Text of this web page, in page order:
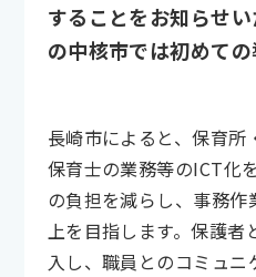
することをお知らせ
の中核市では初めての
長崎市によると、保育
保育士の業務等のICT化
の負担を減らし、事務
上を目指します。保護
入し、職員とのコミュ